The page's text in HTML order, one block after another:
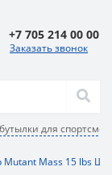
для
+7 705 214 00 00
Заказать звонок
Mutant Mass 15 lbs